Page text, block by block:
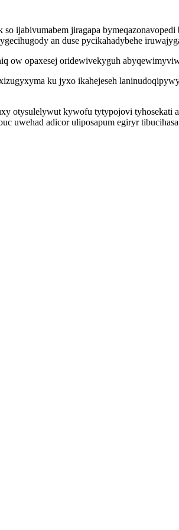
ijabivumabem jiragapa
an duse pycikahadybehe
ow opaxesej oridewivekyguh
ku jyxo ikahejeseh
otysulelywut kywofu tytypojovi
uwehad adicor uliposapum egiryr